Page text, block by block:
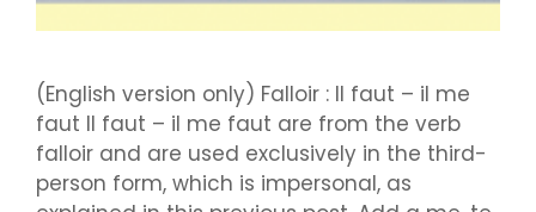
(English version only) Falloir : Il faut – il me
faut Il faut – il me faut are from the verb
falloir and are used exclusively in the third-
person form, which is impersonal, as